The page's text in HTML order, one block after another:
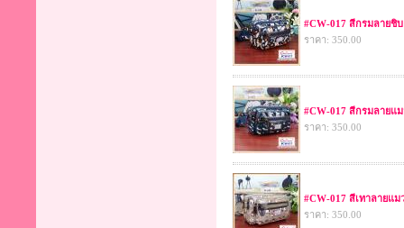
#CW-017 สีกรมลายชิ
ราคา: 350.00
#CW-017 สีกรมลายแ
ราคา: 350.00
#CW-017 สีเทาลายแม
ราคา: 350.00